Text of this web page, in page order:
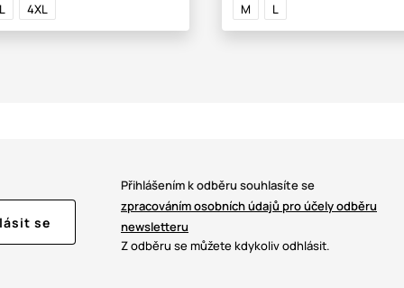
4XL M L
se
Přihlášením k odběru souhlasíte se
zpracováním osobních údajů pro účely odběru
newsletteru
Z odběru se můžete kdykoliv odhlásit.